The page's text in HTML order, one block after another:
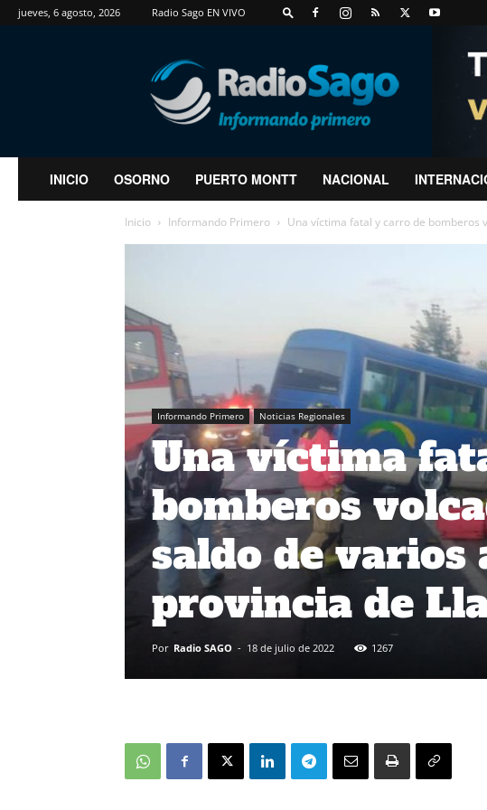
jueves, 6 agosto, 2026 Radio Sago EN VIVO
RadioSago
INICIO OSORNO PUERTO MONTT NACIONAL
Inicio Informando Primero Una víctima fatal y carro de bomberos
Informando Primero Noticias Regionales
Una víctima
bomberos
saldo de varios
provincia de
Por Radio SAGO - 18 de julio de 2022 1267